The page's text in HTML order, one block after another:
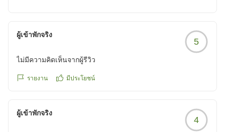
当館でのひとときをごゆっくりとお過ごしいただけたご
様子を拝見し、スタッフ一同大変嬉しく思っておりま
す。
ウエルカムやデザート、そしてお食事もお気に召してい
ただけたようで何よりです。
山陰湯村温泉 湧泉の宿 ゆあむは、四季折々の表情を
ผู้เข้าพักจริง
5
ไม่มีความคิดเห็นจากผู้รีวิว
รายงาน มีประโยชน์
ผู้เข้าพักจริง
4